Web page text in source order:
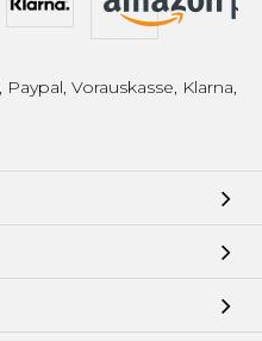
Vorauskasse, Klarna,